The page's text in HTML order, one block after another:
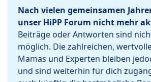
Nach vielen gemeinsamen
unser HiPP Forum nicht mehr
Beiträge oder Antworten sind
möglich. Die zahlreichen,
Mamas und Experten bleiben
und sind weiterhin für dich